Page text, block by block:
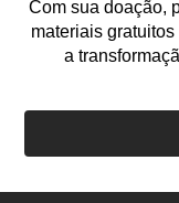
Com sua doação,
materiais
a